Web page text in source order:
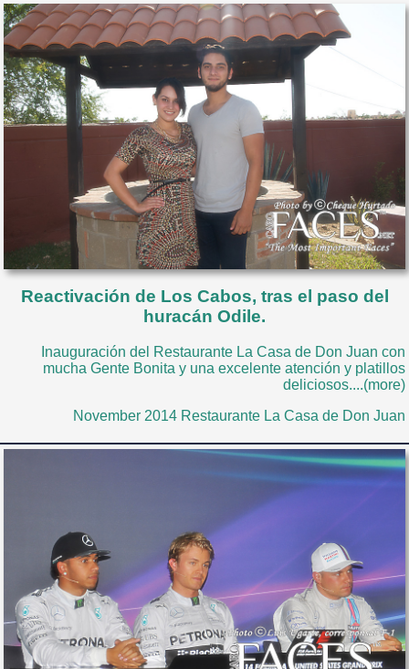
Reactivación de Los Cabos, tras el paso del
huracán Odile.
Inauguración del Restaurante La Casa de Don Juan con
mucha Gente Bonita y una excelente atención y platillos
deliciosos....(more)
November 2014 Restaurante La Casa de Don Juan